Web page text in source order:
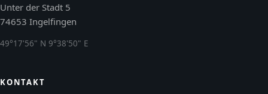
Unter der Stadt 5
74653 Ingelfingen
49°17'56" N 9°38'50" E
KONTAKT